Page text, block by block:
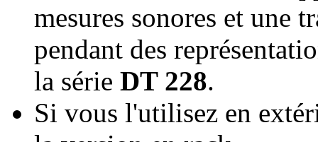
mesures sonores et une
pendant des
la série DT 228.
Si vous l'utilisez en